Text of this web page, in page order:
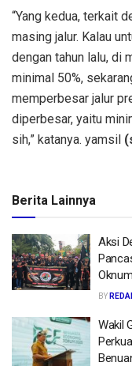
“Yang kedua, terkait
masing jalur. Kalau
dengan tahun lalu, di
minimal 50%,
memperbesar jalur
diperbesar, yaitu
sih,” katanya. yamsil
Berita Lainnya
Aksi
BY
Wakil